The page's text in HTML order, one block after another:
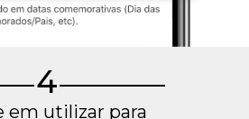
4
em utilizar para